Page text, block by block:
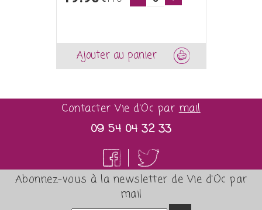
Ajouter au panier
Contacter Vie d'Oc parmail
09 54 04 32 33
Abonnez-vous à la newsletter de Vie d'Oc par
mail